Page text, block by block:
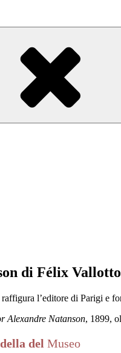
di Félix
l’editore di Parigi e
Alexandre Natanson, 1899,
del Museo